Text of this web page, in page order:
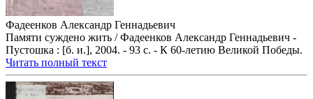
Фадеенков Александр Геннадьевич
Памяти суждено жить / Фадеенков Александр Геннадьевич -
Пустошка : [б. и.], 2004. - 93 с. - К 60-летию Великой Победы.
Читать полный текст